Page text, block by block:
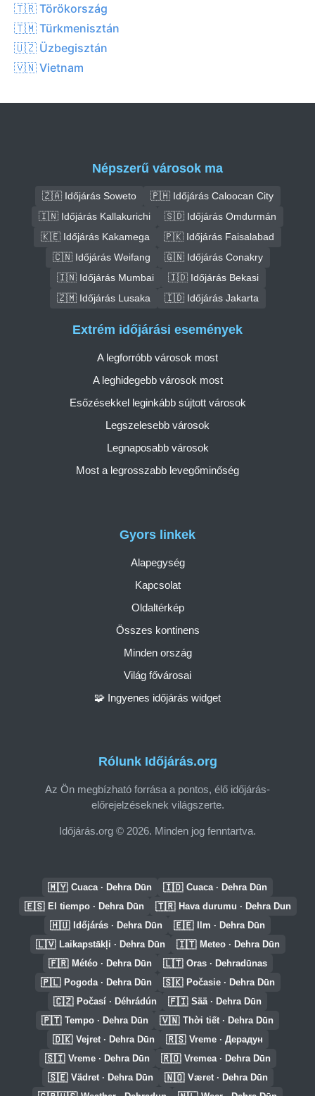
🇹🇷 Törökország
🇹🇲 Türkmenisztán
🇺🇿 Üzbegisztán
🇻🇳 Vietnam
Népszerű városok ma
🇿🇦 Időjárás Soweto
🇵🇭 Időjárás Caloocan City
🇮🇳 Időjárás Kallakurichi
🇸🇩 Időjárás Omdurmán
🇰🇪 Időjárás Kakamega
🇵🇰 Időjárás Faisalabad
🇨🇳 Időjárás Weifang
🇬🇳 Időjárás Conakry
🇮🇳 Időjárás Mumbai
🇮🇩 Időjárás Bekasi
🇿🇲 Időjárás Lusaka
🇮🇩 Időjárás Jakarta
Rólunk Időjárás.org
Az Ön megbízható forrása a pontos, élő időjárás-
előrejelzéseknek világszerte.
Időjárás.org © 2026. Minden jog fenntartva.
Gyors linkek
Alapegység
Kapcsolat
Oldaltérkép
Összes kontinens
Minden ország
Világ fővárosai
🧩 Ingyenes időjárás widget
Extrém időjárási események
A legforróbb városok most
A leghidegebb városok most
Esőzésekkel leginkább sújtott városok
Legszelesebb városok
Legnaposabb városok
Most a legrosszabb levegőminőség
🇲🇾 Cuaca · Dehra Dūn 🇮🇩 Cuaca · Dehra Dūn
🇪🇸 El tiempo · Dehra Dūn 🇹🇷 Hava durumu · Dehra Dun
🇭🇺 Időjárás · Dehra Dūn 🇪🇪 Ilm · Dehra Dūn
🇱🇻 Laikapstākļi · Dehra Dūn 🇮🇹 Meteo · Dehra Dūn
🇫🇷 Météo · Dehra Dūn 🇱🇹 Oras · Dehradūnas
🇵🇱 Pogoda · Dehra Dūn 🇸🇰 Počasie · Dehra Dūn
🇨🇿 Počasí · Déhrádún 🇫🇮 Sää · Dehra Dūn
🇵🇹 Tempo · Dehra Dūn 🇻🇳 Thời tiết · Dehra Dūn
🇩🇰 Vejret · Dehra Dūn 🇷🇸 Vreme · Дерадун
🇸🇮 Vreme · Dehra Dūn 🇷🇴 Vremea · Dehra Dūn
🇸🇪 Vädret · Dehra Dūn 🇳🇴 Været · Dehra Dūn